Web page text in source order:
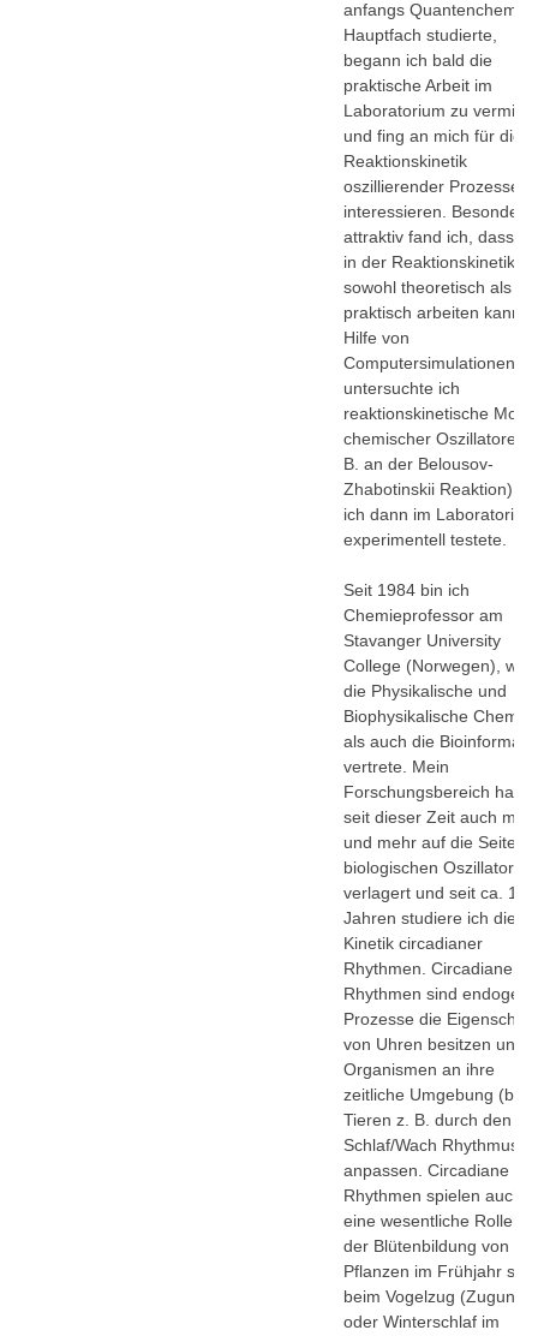
anfangs Quantenchemie
Hauptfach studierte,
begann ich bald die
praktische Arbeit im
Laboratorium zu
und fing an mich für die
Reaktionskinetik
oszillierender Prozesse
interessieren. Besonders
attraktiv fand ich, dass
in der Reaktionskinetik
sowohl theoretisch als
praktisch arbeiten kann.
Hilfe von
Computersimulationen
untersuchte ich
reaktionskinetische
chemischer Oszillatoren
B. an der Belousov-
Zhabotinskii Reaktion),
ich dann im Laboratorium
experimentell testete.
Seit 1984 bin ich
Chemieprofessor am
Stavanger University
College (Norwegen), wo
die Physikalische und
Biophysikalische Chemie
als auch die Bioinformatik
vertrete. Mein
Forschungsbereich hat
seit dieser Zeit auch
und mehr auf die Seite
biologischen Oszillatoren
verlagert und seit ca. 10
Jahren studiere ich die
Kinetik circadianer
Rhythmen. Circadiane
Rhythmen sind endogene
Prozesse die
von Uhren besitzen und
Organismen an ihre
zeitliche Umgebung (bei
Tieren z. B. durch den
Schlaf/Wach Rhythmus)
anpassen. Circadiane
Rhythmen spielen auch
eine wesentliche Rolle
der Blütenbildung von
Pflanzen im Frühjahr
beim Vogelzug
oder Winterschlaf im